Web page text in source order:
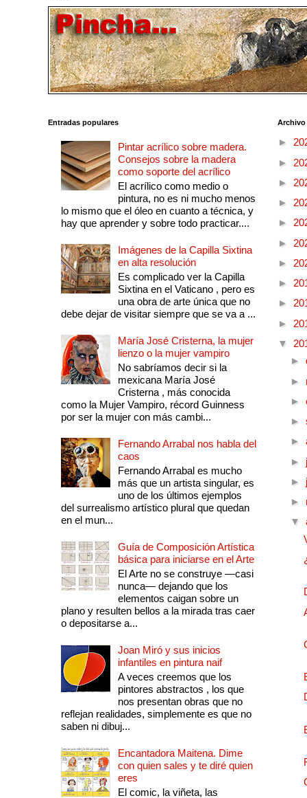
Entradas populares
Pintar acrílico sobre madera.
Consejos sobre la madera
como soporte del acrílico
El acrílico como medio o
pintura, no es ni mucho menos
lo mismo que el óleo en cuanto a técnica, y
hay que aprender y sobre todo practicar....
Imágenes de la Capilla Sixtina
en alta resolución
Es complicado ver la Capilla
Sixtina en el Vaticano , pero es
una obra de arte única que no
debe dejar de visitar siempre que se va a ...
María José Cristerna, la mujer
lienzo o la mujer vampiro
No sabríamos decir si la
mexicana María José
Cristerna , más conocida
como la Mujer Vampiro, récord Guinness
por ser la mujer con más cambi...
Fernando Arrabal nos habla del
caos
Fernando Arrabal es mucho
más que un artista singular, es
uno de los últimos ejemplos
del surrealismo artístico plural que quedan
en el mun...
Guía de Composición Artística
básica para iniciarse en el Arte
El Arte no se construye —casi
nunca— dejando que los
elementos caigan sobre un
plano y resulten bellos a la mirada tras caer
o depositarse a...
Joan Miró y sus inicios
infantiles en pintura naif
A veces creemos que los
pintores abstractos , los que
nos presentan obras que no
reflejan realidades, simplemente es que no
saben ni dibuj...
Encantadora Maitena. Dime
con quien sales y te diré quien
eres
El comic, la viñeta, las
►
►
►
►
►
►
►
►
►
►
▼
►
►
►
►
►
►
►
►
▼